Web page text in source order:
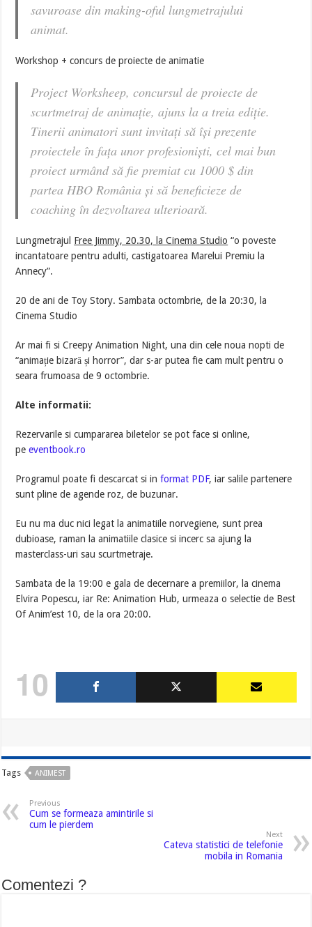
savuroase dinmaking-oful lungmetrajului
animat.
Workshop + concurs de proiecte de animatie
Project Worksheep, concursul de proiecte de
scurtmetraj de animație, ajuns la a treia ediție.
Tinerii animatori sunt invitați să își prezente
proiectele în fața unor profesioniști, cel mai bun
proiect urmând să fie premiat cu 1000 $ din
partea HBO România și să beneficieze de
coaching în dezvoltarea ulterioară.
Lungmetrajul Free Jimmy, 20.30, la Cinema Studio “o poveste
incantatoare pentru adulti, castigatoarea Marelui Premiu la
Annecy”.
20 de ani de Toy Story. Sambata octombrie, de la 20:30, la
Cinema Studio
Ar mai fi si Creepy Animation Night, una din cele noua nopti de
“animație bizară și horror”, dar s-ar putea fie cam mult pentru o
seara frumoasa de 9 octombrie.
Alte informatii:
Rezervarile si cumpararea biletelor se pot face si online,
peeventbook.ro
Programul poate fi descarcat si informat PDF, iar salile partenere
sunt pline de agende roz, de buzunar.
Eu nu ma duc nici legat la animatiile norvegiene, sunt prea
dubioase, raman la animatiile clasice si incerc sa ajung la
masterclass-uri sau scurtmetraje.
Sambata de la 19:00 e gala de decernare a premiilor, la cinema
Elvira Popescu, iar Re: Animation Hub, urmeaza o selectie de Best
Of Anim’est 10, de la ora 20:00.
10
Tags ANIMEST
Previous
Cum se formeaza amintirile si
cum le pierdem
Next
Cateva statistici de telefonie
mobila in Romania
Comentezi ?